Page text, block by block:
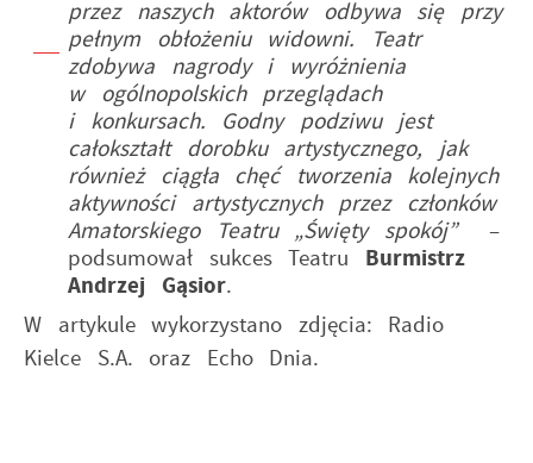
przez naszych aktorów odbywa się przy
pełnym obłożeniu widowni. Teatr
zdobywa nagrody i wyróżnienia
w ogólnopolskich przeglądach
i konkursach. Godny podziwu jest
całokształt dorobku artystycznego, jak
również ciągła chęć tworzenia kolejnych
aktywności artystycznych przez członków
Amatorskiego Teatru „Święty spokój”–
podsumował sukces Teatru Burmistrz
Andrzej Gąsior.
W artykule wykorzystano zdjęcia: Radio
Kielce S.A. oraz Echo Dnia.